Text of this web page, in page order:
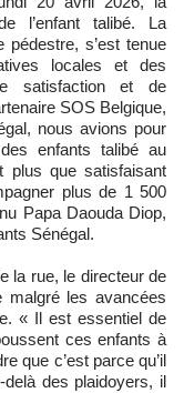
l’enfant talibé. La
pédestre, s’est tenue
locales et des
satisfaction et de
SOS Belgique,
nous avions pour
enfants talibé au
plus que satisfaisant
plus de 1 500
Papa Daouda Diop,
Sénégal.
la rue, le directeur de
malgré les avancées
« Il est essentiel de
ces enfants à
que c’est parce qu’il
des plaidoyers, il